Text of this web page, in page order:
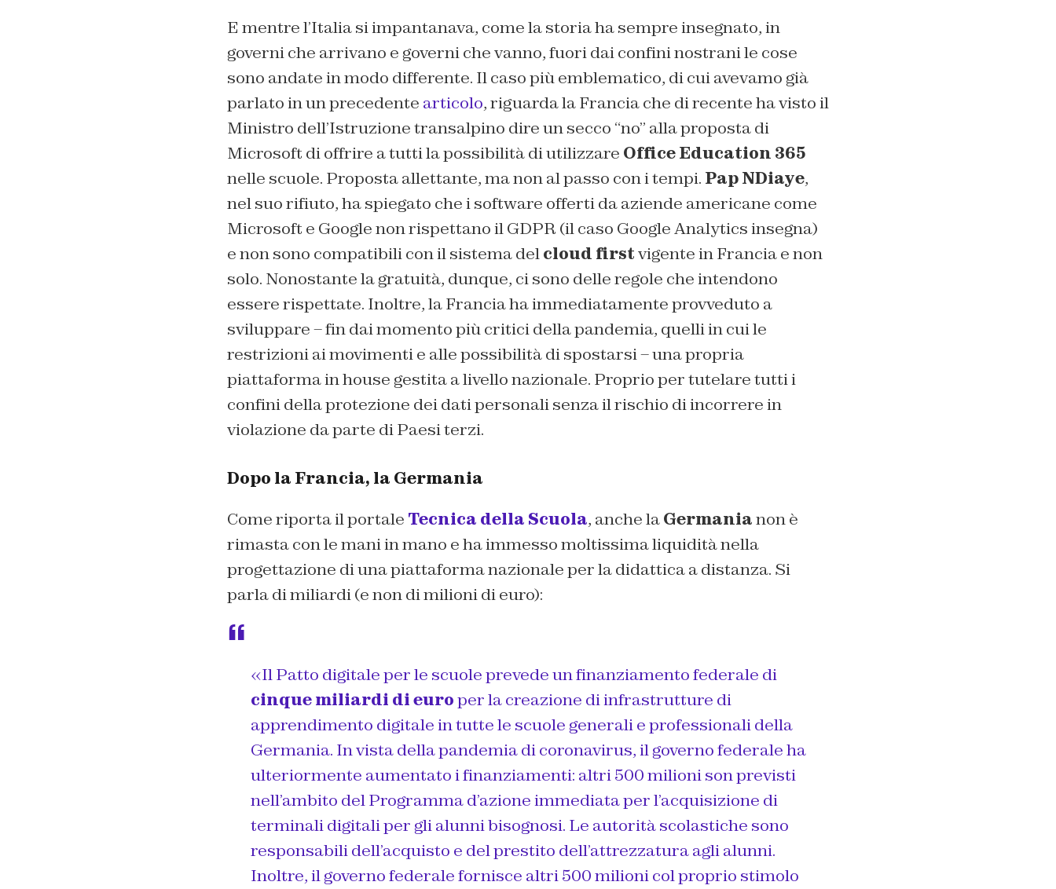
E mentre l’Italia si impantanava, come la storia ha sempre insegnato, in
governi che arrivano e governi che vanno, fuori dai confini nostrani le cose
sono andate in modo differente. Il caso più emblematico, di cui avevamo già
parlato in un precedente articolo, riguarda la Francia che di recente ha visto il
Ministro dell’Istruzione transalpino dire un secco “no” alla proposta di
Microsoft di offrire a tutti la possibilità di utilizzare Office Education 365
nelle scuole. Proposta allettante, ma non al passo con i tempi. Pap NDiaye,
nel suo rifiuto, ha spiegato che i software offerti da aziende americane come
Microsoft e Google non rispettano il GDPR (il caso Google Analytics insegna)
e non sono compatibili con il sistema delcloud firstvigente in Francia e non
solo. Nonostante la gratuità, dunque, ci sono delle regole che intendono
essere rispettate. Inoltre, la Francia ha immediatamente provveduto a
sviluppare – fin dai momento più critici della pandemia, quelli in cui le
restrizioni ai movimenti e alle possibilità di spostarsi – una propria
piattaformain house gestita a livello nazionale. Proprio per tutelare tutti i
confini della protezione dei dati personali senza il rischio di incorrere in
violazione da parte di Paesi terzi.
Dopo la Francia, la Germania
Come riporta il portale Tecnica della Scuola, anche laGermanianon è
rimasta con le mani in mano e ha immesso moltissima liquidità nella
progettazione di una piattaforma nazionale per la didattica a distanza. Si
parla di miliardi (e non di milioni di euro):
«Il Patto digitale per le scuole prevede un finanziamento federale di
cinque miliardi di europer la creazione di infrastrutture di
apprendimento digitale in tutte le scuole generali e professionali della
Germania. In vista della pandemia di coronavirus, il governo federale ha
ulteriormente aumentato i finanziamenti: altri 500 milioni son previsti
nell’ambito del Programma d’azione immediata per l’acquisizione di
terminali digitali per gli alunni bisognosi. Le autorità scolastiche sono
responsabili dell’acquisto e del prestito dell’attrezzatura agli alunni.
Inoltre, il governo federale fornisce altri 500 milioni col proprio stimolo